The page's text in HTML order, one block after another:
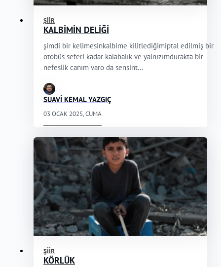
ŞIIR
KALBİMİN DELİĞİ
şimdi bir kelimesinkalbime kilitlediğimiptal edilmiş bir
otobüs seferi kadar kalabalık ve yalnızımdurakta bir
nefeslik canım varo da sensint...
SUAVİ KEMAL YAZGIÇ
03 OCAK 2025, CUMA
ŞIIR
KÖRLÜK